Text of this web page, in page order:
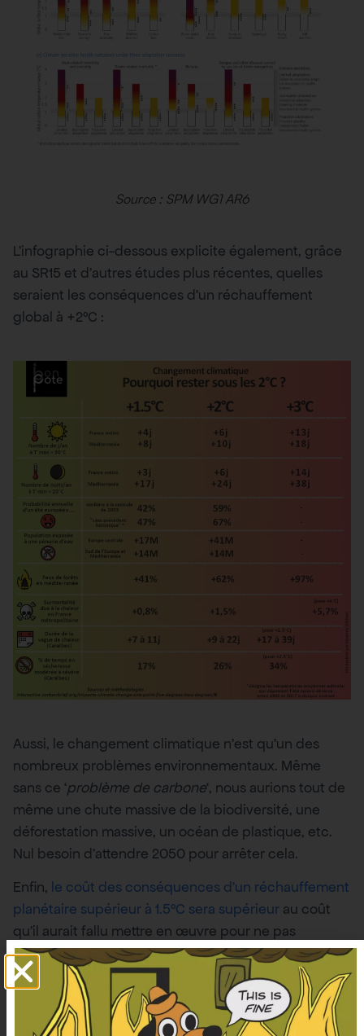
Source : SPM WG1 AR6
L’infographie ci-dessous explicite également, grâce
au SR15 et d’autres études plus récentes, quelles
seraient les conséquences d’un réchauffement
global à +2°C :
Aussi, le changement climatique n’est qu’un des
nombreux problèmes environnementaux. Même
sans ce ‘problème de carbone‘, nous aurions tout de
même une chute massive de la biodiversité, une
déforestation massive, un océan de plastique, etc.
Nul besoin d’attendre 2050 pour arrêter cela.
Enfin, le coût des conséquences d’un réchauffement
planétaire supérieur à 1.5°C sera supérieur au coût
qu’il aurait fallu mettre en œuvre pour ne pas
dépasser ces 1.5°C. Nous avons intérêt, même d’un
point de vue économique, à rapidement nous
adapter.